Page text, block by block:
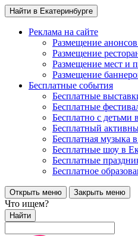
Найти в Екатеринбурге
Реклама на сайте
Размещение
Размещение
Размещение мест и
Размещение
Бесплатные события
Бесплатные
Бесплатные
Бесплатно с детьми
Бесплатный
Бесплатная музыка
Бесплатные шоу в
Бесплатные
Бесплатное
Открыть меню Закрыть меню
Что ищем?
Найти